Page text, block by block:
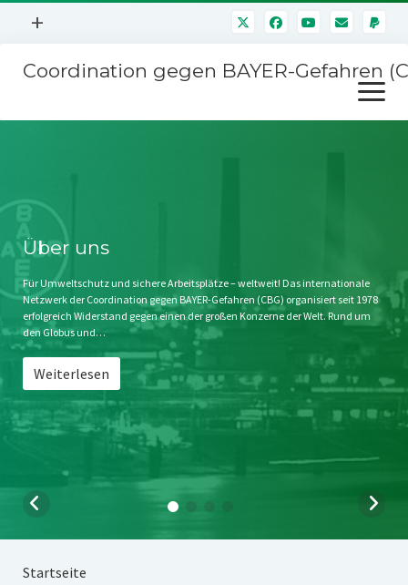
Menü
+
Mitmachen
Kontakt
Impressum
Störfälle
Coordination gegen BAYER-Gefahren
Menü
öffnen
Stichwort BAYER
Jahrestagung
SPENDEN
Über uns
Für Umweltschutz und sichere Arbeitsplätze – weltweit! Das internationale
Netzwerk der Coordination gegen BAYER-Gefahren (CBG) organisiert seit 1978
erfolgreich Widerstand gegen einen der großen Konzerne der Welt. Rund um
den Globus und…
Weiterlesen
Startseite